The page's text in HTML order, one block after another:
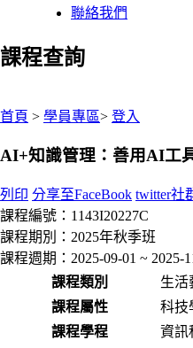
聯絡我們
課程查詢
首頁 > 學員專區> 登入
AI+知識管理：善用AI工
列印 分享至FaceBook twitter社
課程編號： 1143I20227C
課程期別： 2025年秋季班
課程週期： 2025-09-01 ~ 2025-
課程類別
生活
課程屬性
科技
課程學程
資訊